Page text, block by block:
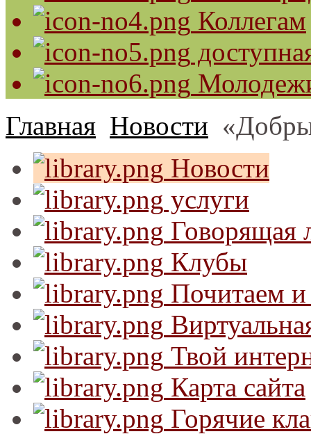
Коллегам
Главная Новости
Новости
услуги
Говорящая
Клубы
Почитаем
Твой
Карта сайта
Горячие